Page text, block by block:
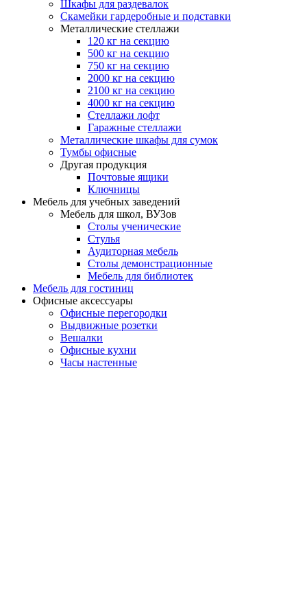
Шкафы для раздевалок
Скамейки гардеробные и подставки
Металлические стеллажи
120 кг на секцию
500 кг на секцию
750 кг на секцию
2000 кг на секцию
2100 кг на секцию
4000 кг на секцию
Стеллажи лофт
Гаражные стеллажи
Металлические шкафы для сумок
Тумбы офисные
Другая продукция
Почтовые ящики
Ключницы
Мебель для учебных заведений
Мебель для школ, ВУЗов
Столы ученические
Стулья
Аудиторная мебель
Столы демонстрационные
Мебель для библиотек
Мебель для гостиниц
Офисные аксессуары
Офисные перегородки
Выдвижные розетки
Вешалки
Офисные кухни
Часы настенные